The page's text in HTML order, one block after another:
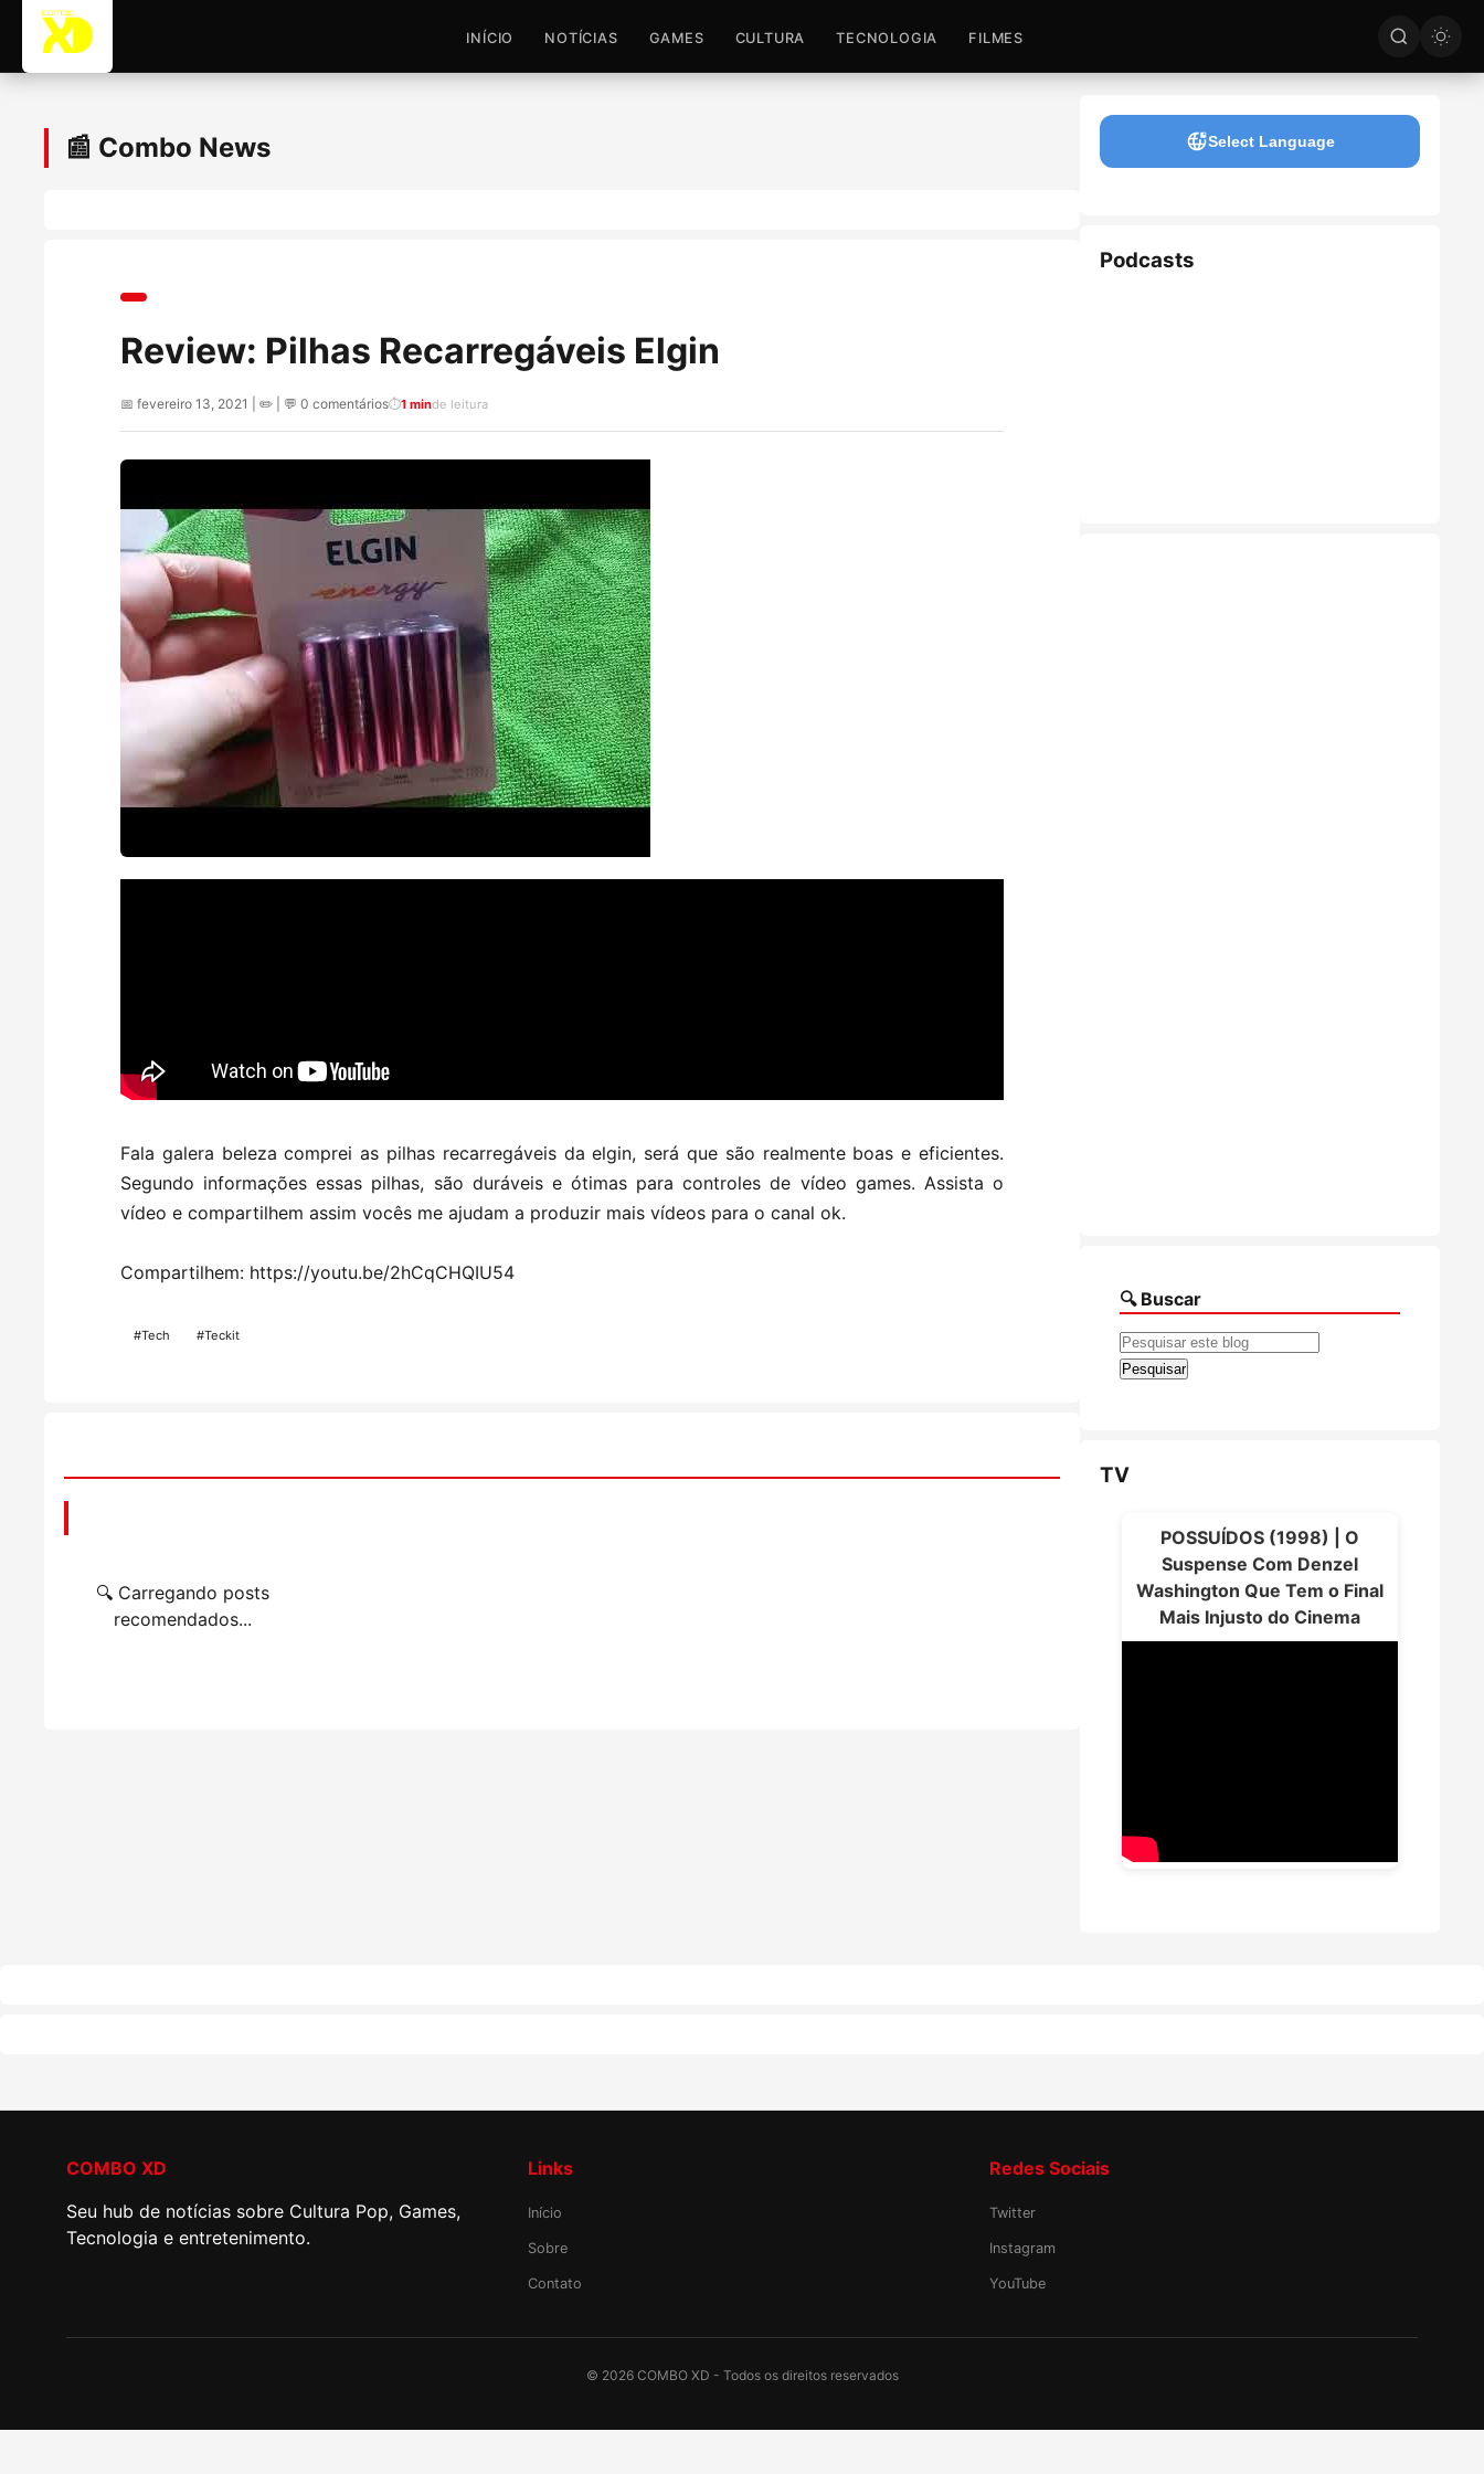
INÍCIO NOTÍCIAS GAMES CULTURA TECNOLOGIA FILMES
📰 Combo News
Review: Pilhas Recarregáveis Elgin
📅 fevereiro 13, 2021 | ✏️ | 💬 0 comentários⏱️1 minde leitura
Fala galera beleza comprei as pilhas recarregáveis da elgin, será que são realmente boas e eficientes.
Segundo informações essas pilhas, são duráveis e ótimas para controles de vídeo games. Assista o
vídeo e compartilhem assim vocês me ajudam a produzir mais vídeos para o canal ok.
Compartilhem: https://youtu.be/2hCqCHQIU54
#Tech #Teckit
🔍 Carregando posts
recomendados...
Select Language
Podcasts
🔍 Buscar
TV
POSSUÍDOS (1998) | O
Suspense Com Denzel
Washington Que Tem o Final
Mais Injusto do Cinema
COMBO XD
Seu hub de notícias sobre Cultura Pop, Games,
Tecnologia e entretenimento.
Links
Início
Sobre
Contato
Redes Sociais
Twitter
Instagram
YouTube
© 2026COMBO XD - Todos os direitos reservados